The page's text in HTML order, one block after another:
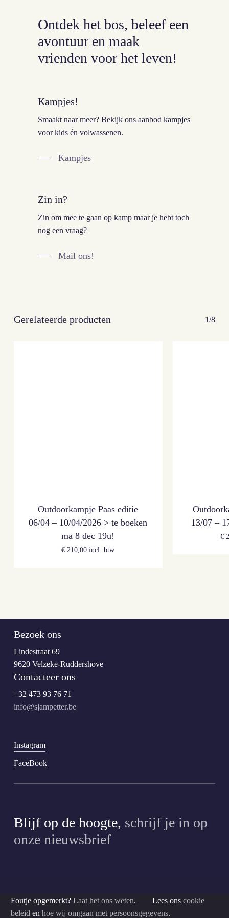
slapen. reserveren verplicht!
Ontdek het bos, beleef een
avontuur en maak
vrienden voor het leven!
Kampjes!
Smaakt naar meer? Bekijk ons aanbod kampjes
voor kids én volwassenen.
Kampjes
Zin in?
Zin om mee te gaan op kamp maar je hebt toch
nog een vraag?
Mail ons!
Gerelateerde producten 1/8
Outdoorkampje Paas editie
06/04 – 10/04/2026 > te boeken
ma 8 dec 19u!
€ 210,00 incl. btw
13/07 –
€
Bezoek ons
Lindestraat 69
9620 Velzeke-Ruddershove
Contacteer ons
+32 473 93 76 71
info@sjampetter.be
Instagram
FaceBook
Blijf op de hoogte, schrijf je in op
onze nieuwsbrief
Foutje opgemerkt?Laat het ons weten. Lees onscookie
beleid enhoe wij omgaan met persoonsgegevens.